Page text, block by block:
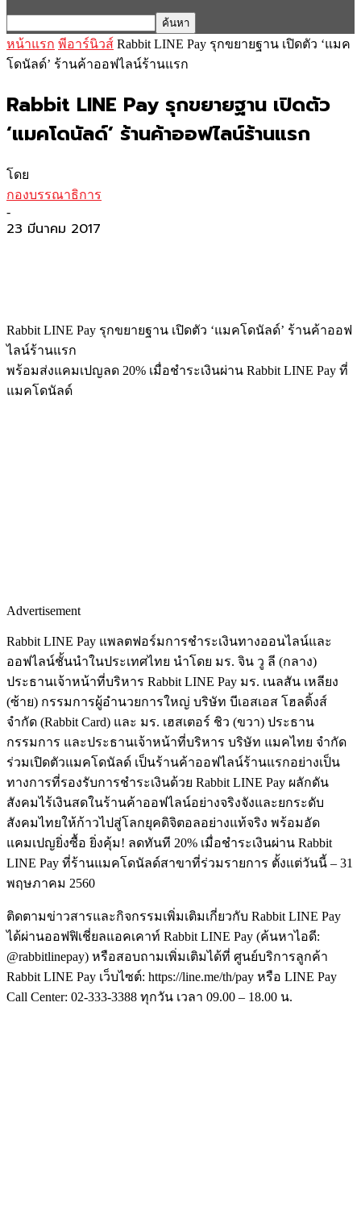
หน้าแรก พีอาร์นิวส์ Rabbit LINE Pay รุกขยายฐาน เปิดตัว ‘แมค
โดนัลด์’ ร้านค้าออฟไลน์ร้านแรก
Rabbit LINE Pay รุกขยายฐาน เปิดตัว
‘แมคโดนัลด์’ ร้านค้าออฟไลน์ร้านแรก
โดย
กองบรรณาธิการ
-
23 มีนาคม 2017
Rabbit LINE Pay รุกขยายฐาน เปิดตัว ‘แมคโดนัลด์’ ร้านค้าออฟ
ไลน์ร้านแรก
พร้อมส่งแคมเปญลด 20% เมื่อชำระเงินผ่าน Rabbit LINE Pay ที่
แมคโดนัลด์
Advertisement
Rabbit LINE Pay แพลตฟอร์มการชำระเงินทางออนไลน์และ
ออฟไลน์ชั้นนำในประเทศไทย นำโดย มร. จิน วู ลี (กลาง)
ประธานเจ้าหน้าที่บริหาร Rabbit LINE Pay มร. เนลสัน เหลียง
(ซ้าย) กรรมการผู้อำนวยการใหญ่ บริษัท บีเอสเอส โฮลดิ้งส์
จำกัด (Rabbit Card) และ มร. เฮสเตอร์ ชิว (ขวา) ประธาน
กรรมการ และประธานเจ้าหน้าที่บริหาร บริษัท แมคไทย จำกัด
ร่วมเปิดตัวแมคโดนัลด์ เป็นร้านค้าออฟไลน์ร้านแรกอย่างเป็น
ทางการที่รองรับการชำระเงินด้วย Rabbit LINE Pay ผลักดัน
สังคมไร้เงินสดในร้านค้าออฟไลน์อย่างจริงจังและยกระดับ
สังคมไทยให้ก้าวไปสู่โลกยุคดิจิตอลอย่างแท้จริง พร้อมอัด
แคมเปญยิ่งซื้อ ยิ่งคุ้ม! ลดทันที 20% เมื่อชำระเงินผ่าน Rabbit
LINE Pay ที่ร้านแมคโดนัลด์สาขาที่ร่วมรายการ ตั้งแต่วันนี้ – 31
พฤษภาคม 2560
ติดตามข่าวสารและกิจกรรมเพิ่มเติมเกี่ยวกับ Rabbit LINE Pay
ได้ผ่านออฟฟิเชี่ยลแอคเคาท์ Rabbit LINE Pay (ค้นหาไอดี:
@rabbitlinepay) หรือสอบถามเพิ่มเติมได้ที่ ศูนย์บริการลูกค้า
Rabbit LINE Pay เว็บไซต์: https://line.me/th/pay หรือ LINE Pay
Call Center: 02-333-3388 ทุกวัน เวลา 09.00 – 18.00 น.